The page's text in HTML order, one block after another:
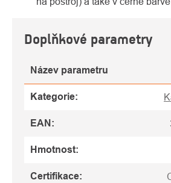
Doplňkové parametry
Název parametru
Kategorie:
EAN :
Hmotnost:
Certifikace: